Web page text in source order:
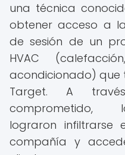
una técnica
obtener acceso a
de sesión de un
HVAC
acondicionado) que
Target. A
comprometido,
lograron infiltrarse
compañía y